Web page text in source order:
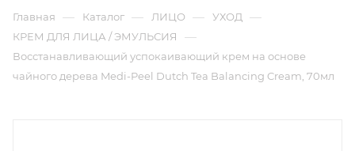
Главная — Каталог — ЛИЦО — УХОД —
КРЕМ ДЛЯ ЛИЦА / ЭМУЛЬСИЯ —
Восстанавливающий успокаивающий крем на основе
чайного дерева Medi-Peel Dutch Tea Balancing Cream, 70мл